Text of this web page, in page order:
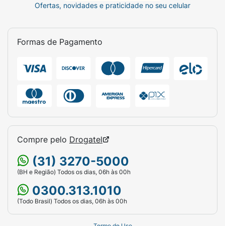
Ofertas, novidades e praticidade no seu celular
Formas de Pagamento
Compre pelo Drogatel
(31) 3270-5000
(BH e Região) Todos os dias, 06h às 00h
0300.313.1010
(Todo Brasil) Todos os dias, 06h às 00h